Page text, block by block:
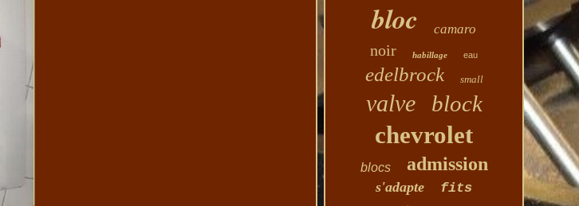
bloc camaro
noir habillage eau
edelbrock small
valve block
chevrolet
blocs admission
s'adapte fits